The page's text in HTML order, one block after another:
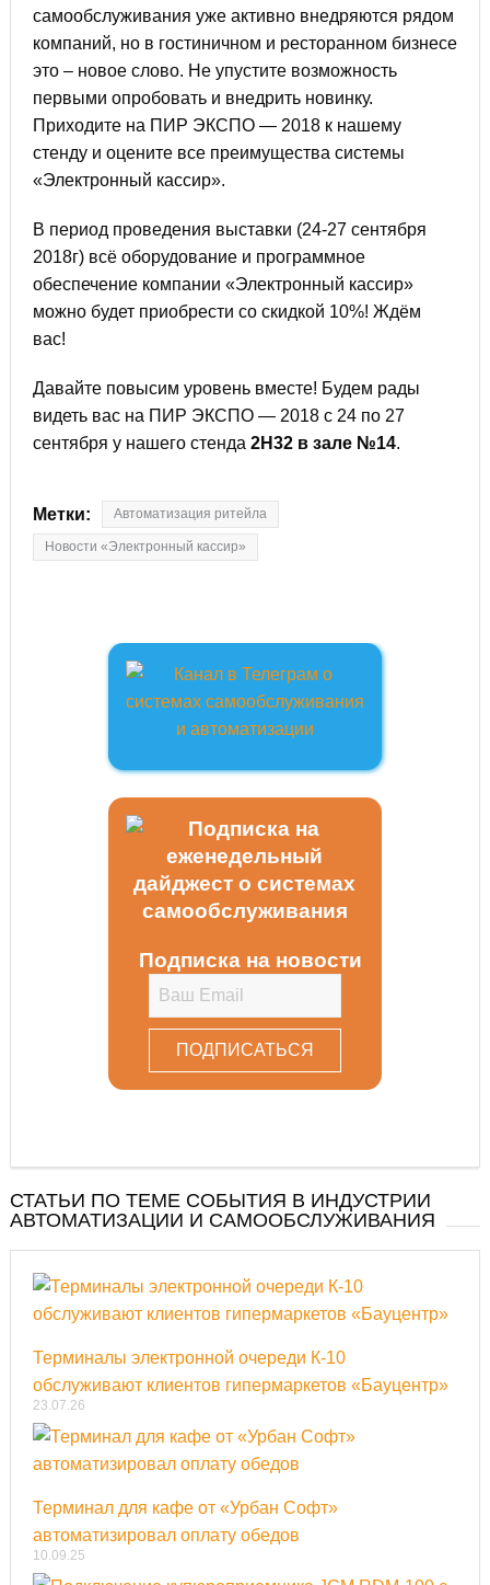
самообслуживания уже активно внедряются рядом
компаний, но в гостиничном и ресторанном бизнесе
это – новое слово. Не упустите возможность
первыми опробовать и внедрить новинку.
Приходите на ПИР ЭКСПО — 2018 к нашему
стенду и оцените все преимущества системы
«Электронный кассир».
В период проведения выставки (24-27 сентября
2018г) всё оборудование и программное
обеспечение компании «Электронный кассир»
можно будет приобрести со скидкой 10%! Ждём
вас!
Давайте повысим уровень вместе! Будем рады
видеть вас на ПИР ЭКСПО — 2018 с 24 по 27
сентября у нашего стенда 2H32 в зале №14.
Метки: Автоматизация ритейла
Новости «Электронный кассир»
Подписка на новости
СТАТЬИ ПО ТЕМЕ СОБЫТИЯ В ИНДУСТРИИ
АВТОМАТИЗАЦИИ И САМООБСЛУЖИВАНИЯ
Терминалы электронной очереди К-10
обслуживают клиентов гипермаркетов «Бауцентр»
23.07.26
Терминал для кафе от «Урбан Софт»
автоматизировал оплату обедов
10.09.25